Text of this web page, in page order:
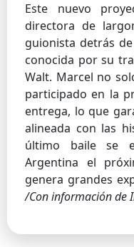
Este nuevo
directora de
guionista detrás
conocida por su
Walt. Marcel no
participado en la
entrega, lo que
alineada con las
último baile se
Argentina el
genera grandes
/Con información de